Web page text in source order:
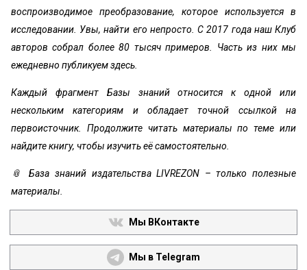
воспроизводимое преобразование, которое используется в
исследовании. Увы, найти его непросто. С 2017 года наш Клуб
авторов собрал более 80 тысяч примеров. Часть из них мы
ежедневно публикуем здесь.
Каждый фрагмент Базы знаний относится к одной или
нескольким категориям и обладает точной ссылкой на
первоисточник. Продолжите читать материалы по теме или
найдите книгу, чтобы изучить её самостоятельно.
📎 База знаний издательства LIVREZON – только полезные
материалы.
Мы ВКонтакте
Мы в Telegram